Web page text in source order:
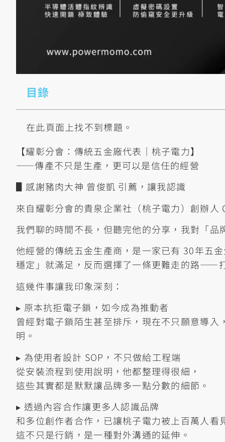
目錄
在此頁面上找不到標題。
【耀彰分會：傳統五金廠代表｜桃子電力】
——傳產不只是生產，更可以是信任的經營
▋感謝豬肉大神 曾俊凱 引薦，讓我認識
來自耀彰分會的貴泉企業社（桃子電力）創辦
我們聊的時間不長，但聽完他的分享，我對「
他經營的傳統五金生產商，是一家已有 30年五
穩定」就滿足，反而選擇了一條更難走的路——
這幾件事讓我印象深刻：
▸ 原本抗拒電子鎖，如今成為推動者
曾經對電子鎖陌生甚至排斥，現在不只願意導
明。
▸ 為使用者設計 SOP，不只做給工程端
從安裝流程到使用說明，他都整理得很細，
這些其實都是默默讓品牌多一點分數的細節。
▸ 透過內容合作讓更多人認識品牌
和多位創作者合作，已讓桃子電力被上百萬人看
這不只是行銷，是一種對外溝通的延伸。